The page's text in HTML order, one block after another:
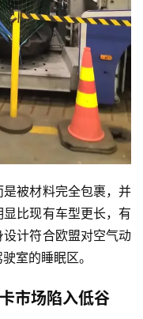
被材料完全包裹，并
比现有车型更长，有
计符合欧盟对空气动
室的睡眠区。
市场陷入低谷